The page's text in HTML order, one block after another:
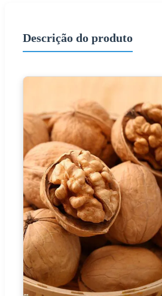
Descrição do produto